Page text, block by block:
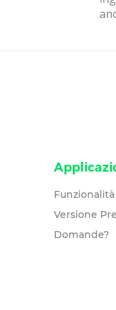
Funzionalità
Versione
Domande?